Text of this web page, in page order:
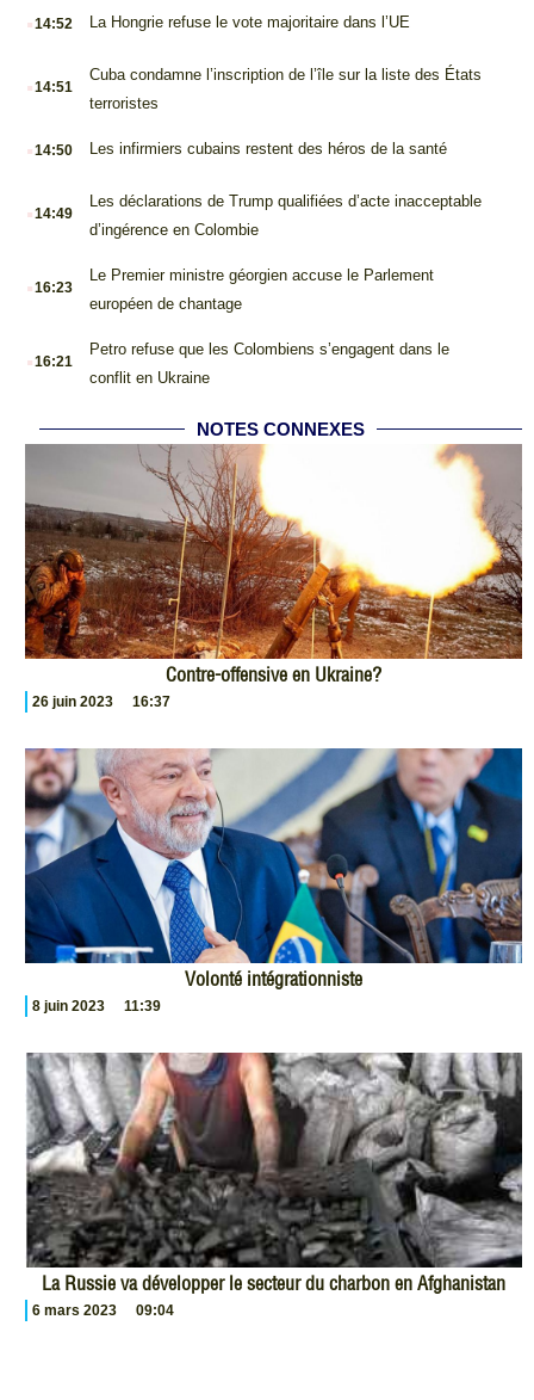
.14:52 La Hongrie refuse le vote majoritaire dans l’UE
.14:51
Cuba condamne l’inscription de l’île sur la liste des États
terroristes
.14:50 Les infirmiers cubains restent des héros de la santé
.14:49
Les déclarations de Trump qualifiées d’acte inacceptable
d’ingérence en Colombie
.16:23
Le Premier ministre géorgien accuse le Parlement
européen de chantage
.16:21
Petro refuse que les Colombiens s’engagent dans le
conflit en Ukraine
NOTES CONNEXES
Contre-offensive en Ukraine?
26 juin 2023 16:37
Volonté intégrationniste
8 juin 2023 11:39
La Russie va développer le secteur du charbon en Afghanistan
6 mars 2023 09:04